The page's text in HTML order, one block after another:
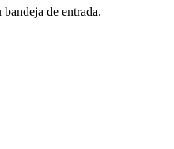
de entrada.